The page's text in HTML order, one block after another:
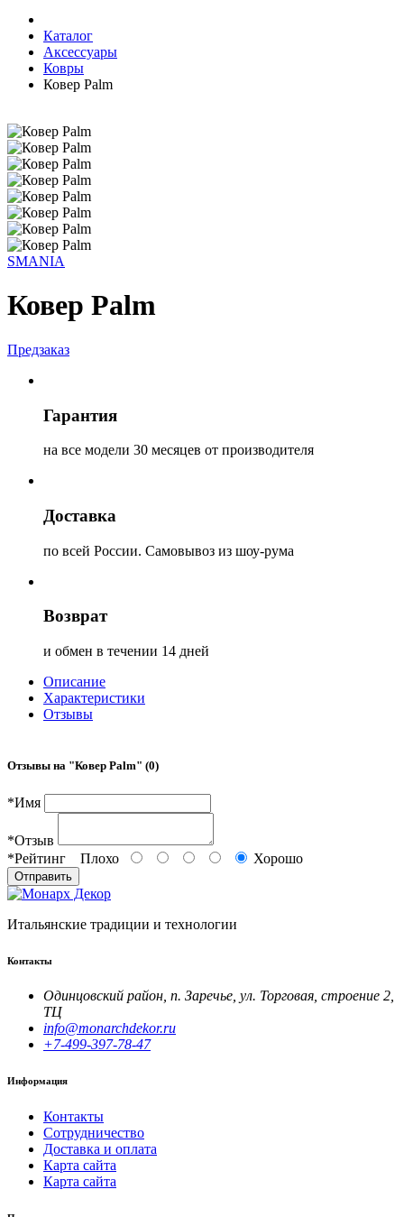
Каталог
Аксессуары
Ковры
Ковер Palm
SMANIA
Ковер Palm
Предзаказ
Гарантия
на все модели 30 месяцев от производителя
Доставка
по всей России. Самовывоз из шоу-рума
Возврат
и обмен в течении 14 дней
Описание
Характеристики
Отзывы
Отзывы на "Ковер Palm" (0)
*Имя
*Отзыв
*Рейтинг Плохо Хорошо
Отправить
Итальянские традиции и технологии
Контакты
Одинцовский район, п. Заречье, ул. Торговая, строение 2,
ТЦ
info@monarchdekor.ru
+7-499-397-78-47
Информация
Контакты
Сотрудничество
Доставка и оплата
Карта сайта
Карта сайта